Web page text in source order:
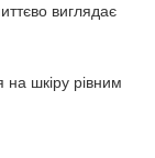
виглядає
на шкіру рівним